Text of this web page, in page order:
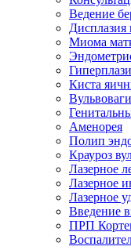
Ведение
Миома
Киста
Аменорея
Полип
Крауроз
Лазерное
Лазерное
Лазерное
Введение
ПРП